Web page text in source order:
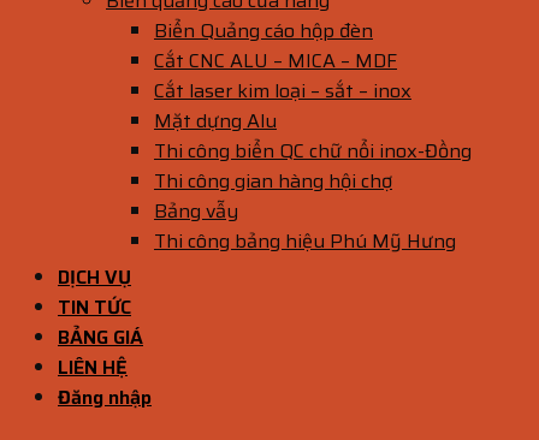
Biển Quảng cáo hộp đèn
Cắt CNC ALU – MICA – MDF
Cắt laser kim loại – sắt – inox
Mặt dựng Alu
Thi công biển QC chữ nổi inox-Đồng
Thi công gian hàng hội chợ
Bảng vẫy
Thi công bảng hiệu Phú Mỹ Hưng
DỊCH VỤ
TIN TỨC
BẢNG GIÁ
LIÊN HỆ
Đăng nhập